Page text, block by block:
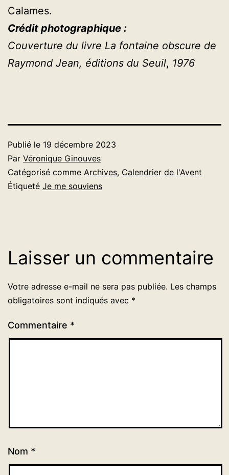
Calames.
Crédit photographique :
Couverture du livre La fontaine obscure de
Raymond Jean, éditions du Seuil, 1976
Publié le 19 décembre 2023
Par Véronique Ginouves
Catégorisé comme Archives, Calendrier de l'Avent
Étiqueté Je me souviens
Laisser un commentaire
Votre adresse e-mail ne sera pas publiée. Les champs
obligatoires sont indiqués avec *
Commentaire *
Nom *